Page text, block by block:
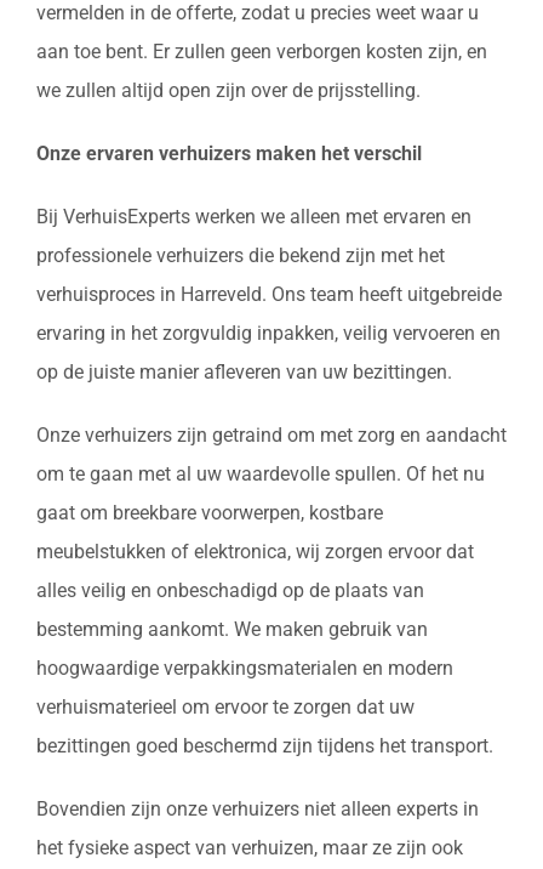
vermelden in de offerte, zodat u precies weet waar u
aan toe bent. Er zullen geen verborgen kosten zijn, en
we zullen altijd open zijn over de prijsstelling.
Onze ervaren verhuizers maken het verschil
Bij VerhuisExperts werken we alleen met ervaren en
professionele verhuizers die bekend zijn met het
verhuisproces in Harreveld. Ons team heeft uitgebreide
ervaring in het zorgvuldig inpakken, veilig vervoeren en
op de juiste manier afleveren van uw bezittingen.
Onze verhuizers zijn getraind om met zorg en aandacht
om te gaan met al uw waardevolle spullen. Of het nu
gaat om breekbare voorwerpen, kostbare
meubelstukken of elektronica, wij zorgen ervoor dat
alles veilig en onbeschadigd op de plaats van
bestemming aankomt. We maken gebruik van
hoogwaardige verpakkingsmaterialen en modern
verhuismaterieel om ervoor te zorgen dat uw
bezittingen goed beschermd zijn tijdens het transport.
Bovendien zijn onze verhuizers niet alleen experts in
het fysieke aspect van verhuizen, maar ze zijn ook